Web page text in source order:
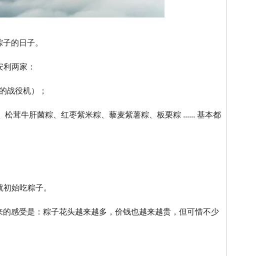
的日子。
两家：
战役机）；
茸牛肝菌粽、红枣紫米粽、藜麦紫薯粽、板栗粽 ...... 基本都
始吃粽子。
感受是：粽子花头越来越多，价钱也越来越贵，但可惜不少